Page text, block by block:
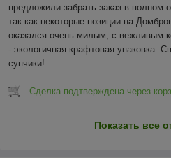
предложили забрать заказ в полном
так как некоторые позиции на
оказался очень милым, с вежливым
- экологичная крафтовая упаковка.
супчики!
Сделка подтверждена через
Показать все